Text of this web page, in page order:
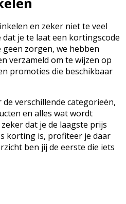
en zeker niet te veel
je te laat een kortingscode
zorgen, we hebben
verzameld om te wijzen op
promoties die beschikbaar
verschillende categorieën,
en alles wat wordt
dat je de laagste prijs
korting is, profiteer je daar
ben jij de eerste die iets